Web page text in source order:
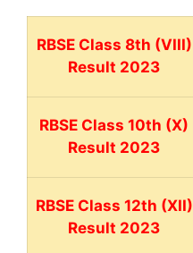
RBSE Class 8th (VIII)
Result 2023
RBSE Class 10th (X)
Result 2023
RBSE Class 12th (XII)
Result 2023